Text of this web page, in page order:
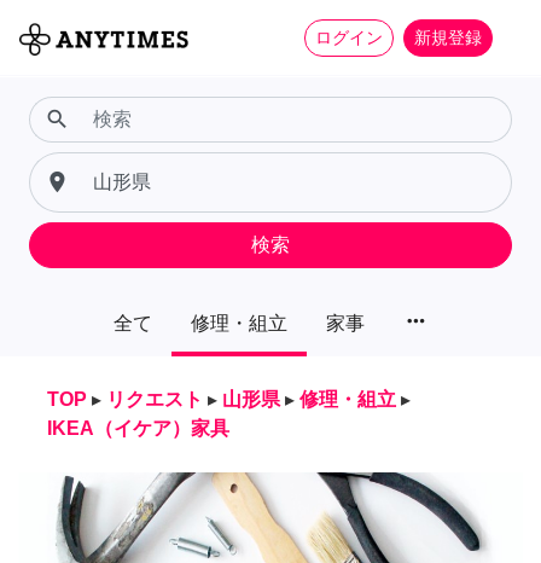
ログイン 新規登録
全て 修理・組立 家事 more_horiz
search
place
検索
TOP ▸ リクエスト ▸ 山形県 ▸ 修理・組立 ▸
IKEA（イケア）家具